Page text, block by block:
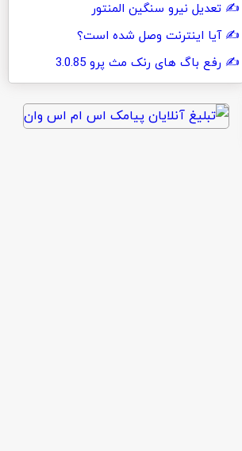
تعدیل نیرو سنگین المنتور
آیا اینترنت وصل شده است؟
رفع باگ های رنک مث پرو 3.0.85